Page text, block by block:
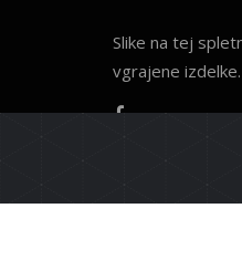
Slike na tej
vgrajene izdelke.